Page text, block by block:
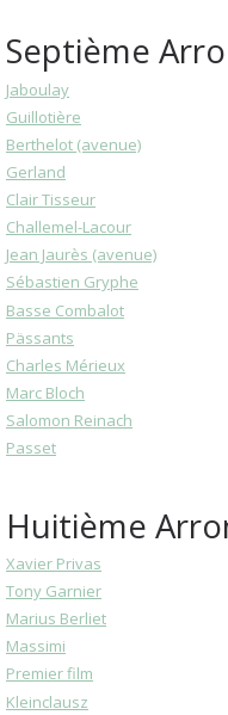
Septième
Jaboulay
Guillotière
Berthelot (avenue)
Gerland
Clair Tisseur
Challemel-Lacour
Jean Jaurès (avenue)
Sébastien Gryphe
Basse Combalot
Pässants
Charles Mérieux
Marc Bloch
Salomon Reinach
Passet
Huitième
Xavier Privas
Tony Garnier
Marius Berliet
Massimi
Premier film
Kleinclausz